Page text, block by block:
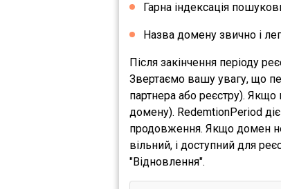
Гарна індексація
Назва домену звично і
Після закінчення періоду
Звертаємо вашу увагу, що
партнера або реєстру).
домену). RedemtionPeriod
продовження. Якщо домен
вільний, і доступний для
"Відновлення".